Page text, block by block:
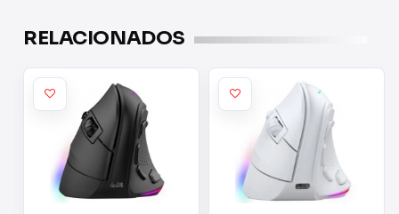
RELACIONADOS